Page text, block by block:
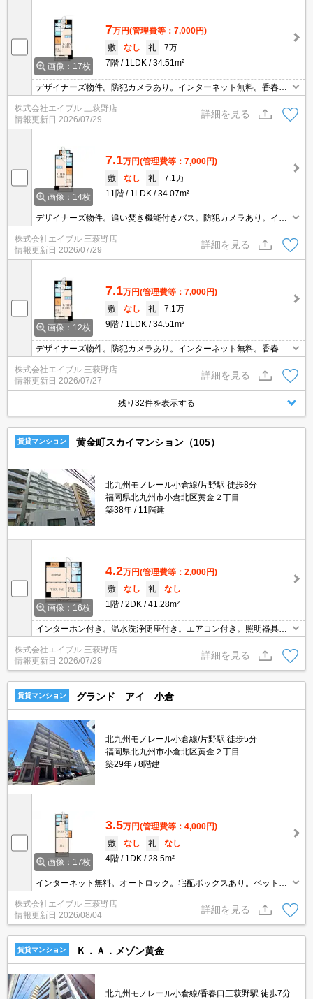
画像：17枚
7万円(管理費等：7,000円)
敷
なし 礼
7万
7階
1LDK 34.51m²
デザイナーズ物件。防犯カメラあり。インターネット無料。香春口
三萩野駅へ140m。ファミリーマートへ120m。マックスバリューへ
150m。黄金市場まで210m。北九州市立医療センターへ1,100m。
株式会社エイブル 三萩野店
情報更新日 2026/07/29
詳細を見る
画像：14枚
7.1万円(管理費等：7,000円)
敷
なし 礼
7.1万
11階
1LDK 34.07m²
デザイナーズ物件。追い焚き機能付きバス。防犯カメラあり。イン
ターネット無料。香春口三萩野駅へ140m。ファミリーマートへ120
m。
株式会社エイブル 三萩野店
情報更新日 2026/07/29
詳細を見る
画像：12枚
7.1万円(管理費等：7,000円)
敷
なし 礼
7.1万
9階
1LDK 34.51m²
デザイナーズ物件。防犯カメラあり。インターネット無料。香春口
三萩野駅へ140m。ファミリーマートへ120m。マックスバリューへ
150m。黄金市場まで210m。北九州市立医療センターへ1,100m。
株式会社エイブル 三萩野店
情報更新日 2026/07/27
詳細を見る
残り32件を表示する
賃貸マンション 黄金町スカイマンション（105）
北九州モノレール小倉線/片野駅 徒歩8分
福岡県北九州市小倉北区黄金２丁目
築38年
11階建
画像：16枚
4.2万円(管理費等：2,000円)
敷
なし 礼
なし
1階
2DK 41.28m²
インターホン付き。温水洗浄便座付き。エアコン付き。照明器具付
き。追焚給湯。
株式会社エイブル 三萩野店
情報更新日 2026/07/29
詳細を見る
賃貸マンション グランド アイ 小倉
北九州モノレール小倉線/片野駅 徒歩5分
福岡県北九州市小倉北区黄金２丁目
築29年
8階建
画像：17枚
3.5万円(管理費等：4,000円)
敷
なし 礼
なし
4階
1DK 28.5m²
インターネット無料。オートロック。宅配ボックスあり。ペット応
相談。防犯カメラあり。香春口三萩野駅へ650m。ペット飼育の場
合、家賃2,000円・敷金1ヵ月増。
株式会社エイブル 三萩野店
情報更新日 2026/08/04
詳細を見る
賃貸マンション Ｋ．Ａ．メゾン黄金
北九州モノレール小倉線/香春口三萩野駅 徒歩7分